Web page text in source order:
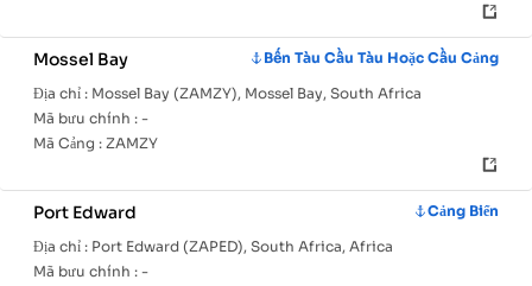
Mossel Bay
Bến Tàu Cầu Tàu Hoặc Cầu Cảng
Địa chỉ : Mossel Bay (ZAMZY), Mossel Bay, South Africa
Mã bưu chính : -
Mã Cảng : ZAMZY
Port Edward
Cảng Biển
Địa chỉ : Port Edward (ZAPED), South Africa, Africa
Mã bưu chính : -